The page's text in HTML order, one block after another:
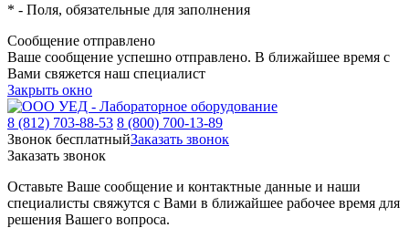
* - Поля, обязательные для заполнения
Сообщение отправлено
Ваше сообщение успешно отправлено. В ближайшее время с
Вами свяжется наш специалист
Закрыть окно
8 (812) 703-88-53 8 (800) 700-13-89
Звонок бесплатныйЗаказать звонок
Заказать звонок
Оставьте Ваше сообщение и контактные данные и наши
специалисты свяжутся с Вами в ближайшее рабочее время для
решения Вашего вопроса.